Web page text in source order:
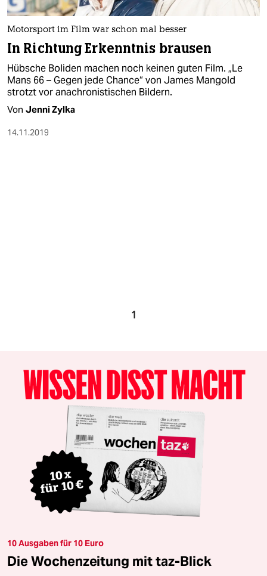
nord
wahrheit
verlag
verlag
veranstaltungen
Motorsport im Film war schon mal besser
In Richtung Erkenntnis brausen
Hübsche Boliden machen noch keinen guten Film. „Le
Mans 66 – Gegen jede Chance“ von James Mangold
strotzt vor anachronistischen Bildern.
Von Jenni Zylka
14.11.2019
1
10 Ausgaben für 10 Euro
Die Wochenzeitung mit taz-Blick